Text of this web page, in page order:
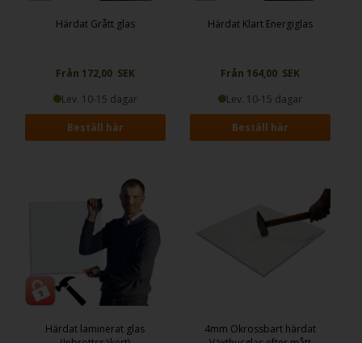
Härdat Grått glas
Från 172,00 SEK
Lev. 10-15 dagar
Beställ här
Härdat Klart Energiglas
Från 164,00 SEK
Lev. 10-15 dagar
Beställ här
Härdat laminerat glas
4mm Okrossbart härdat